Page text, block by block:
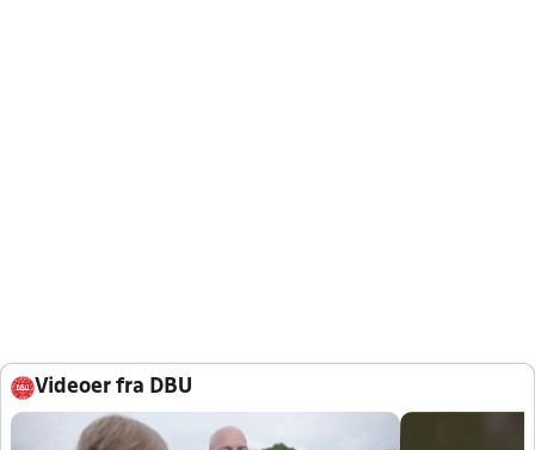
Videoer fra DBU